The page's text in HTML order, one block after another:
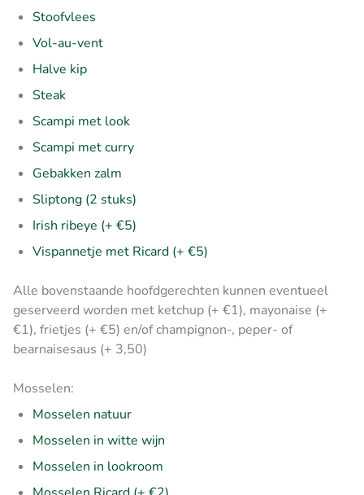
Stoofvlees
Vol-au-vent
Halve kip
Steak
Scampi met look
Scampi met curry
Gebakken zalm
Sliptong (2 stuks)
Irish ribeye (+ €5)
Vispannetje met Ricard (+ €5)
Alle bovenstaande hoofdgerechten kunnen eventueel
geserveerd worden met ketchup (+ €1), mayonaise (+
€1), frietjes (+ €5) en/of champignon-, peper- of
bearnaisesaus (+ 3,50)
Mosselen:
Mosselen natuur
Mosselen in witte wijn
Mosselen in lookroom